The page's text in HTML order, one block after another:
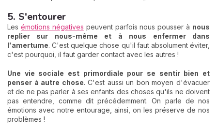
5. S'entourer
Les émotions négatives peuvent parfois nous pousser à nous
replier sur nous-même et à nous enfermer dans
l'amertume. C'est quelque chose qu'il faut absolument éviter,
c'est pourquoi, il faut garder contact avec les autres !
Une vie sociale est primordiale pour se sentir bien et
penser à autre chose. C'est aussi un bon moyen d'évacuer
et de ne pas parler à ses enfants des choses qu'ils ne doivent
pas entendre, comme dit précédemment. On parle de nos
émotions avec notre entourage, ainsi, on les préserve de nos
problèmes !